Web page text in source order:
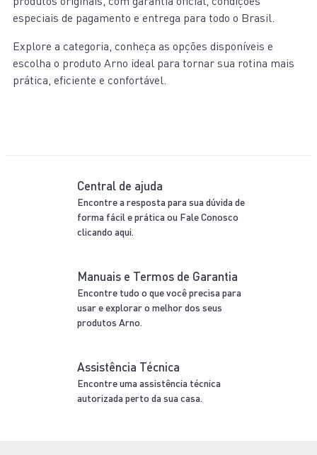
especiais de pagamento e entrega para todo o Brasil.
Explore a categoria, conheça as opções disponíveis e
escolha o produto Arno ideal para tornar sua rotina mais
prática, eficiente e confortável.
Central de ajuda
Encontre a resposta para sua dúvida de
forma fácil e prática ou Fale Conosco
clicando aqui.
Manuais e Termos de Garantia
Encontre tudo o que você precisa para
usar e explorar o melhor dos seus
produtos Arno.
Assistência Técnica
Encontre uma assistência técnica
autorizada perto da sua casa.